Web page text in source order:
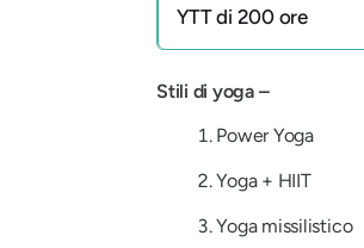
YTT di 200 ore
Stili di yoga –
Power Yoga
Yoga + HIIT
Yoga missilistico